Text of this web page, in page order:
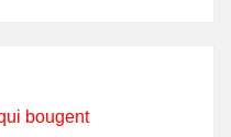
bougent